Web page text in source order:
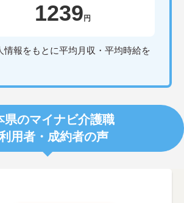
1239 円
報をもとに平均月収・平均時給を
県のマイナビ介護職
用者・成約者の声